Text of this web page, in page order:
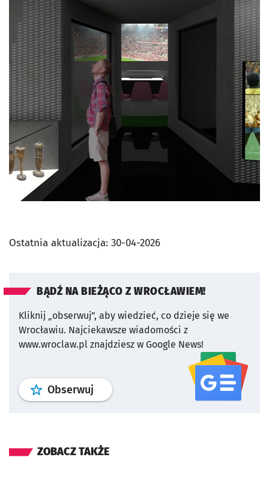
Ostatnia aktualizacja: 30-04-2026
BĄDŹ NA BIEŻĄCO Z WROCŁAWIEM!
Kliknij „obserwuj”, aby wiedzieć, co dzieje się we
Wrocławiu. Najciekawsze wiadomości z
www.wroclaw.pl znajdziesz w Google News!
Obserwuj profil serwisu
ZOBACZ TAKŻE